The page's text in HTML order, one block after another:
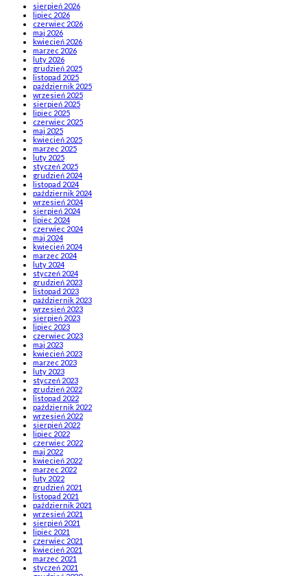
sierpień 2026
lipiec 2026
czerwiec 2026
maj 2026
kwiecień 2026
marzec 2026
luty 2026
grudzień 2025
listopad 2025
październik 2025
wrzesień 2025
sierpień 2025
lipiec 2025
czerwiec 2025
maj 2025
kwiecień 2025
marzec 2025
luty 2025
styczeń 2025
grudzień 2024
listopad 2024
październik 2024
wrzesień 2024
sierpień 2024
lipiec 2024
czerwiec 2024
maj 2024
kwiecień 2024
marzec 2024
luty 2024
styczeń 2024
grudzień 2023
listopad 2023
październik 2023
wrzesień 2023
sierpień 2023
lipiec 2023
czerwiec 2023
maj 2023
kwiecień 2023
marzec 2023
luty 2023
styczeń 2023
grudzień 2022
listopad 2022
październik 2022
wrzesień 2022
sierpień 2022
lipiec 2022
czerwiec 2022
maj 2022
kwiecień 2022
marzec 2022
luty 2022
grudzień 2021
listopad 2021
październik 2021
wrzesień 2021
sierpień 2021
lipiec 2021
czerwiec 2021
kwiecień 2021
marzec 2021
styczeń 2021